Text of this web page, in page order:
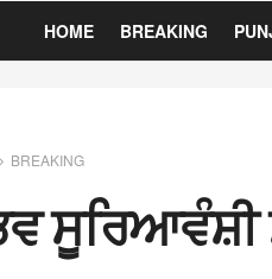
HOME BREAKING
BREAKING
ਸੂਰਿਆਵੰਸ਼ੀ